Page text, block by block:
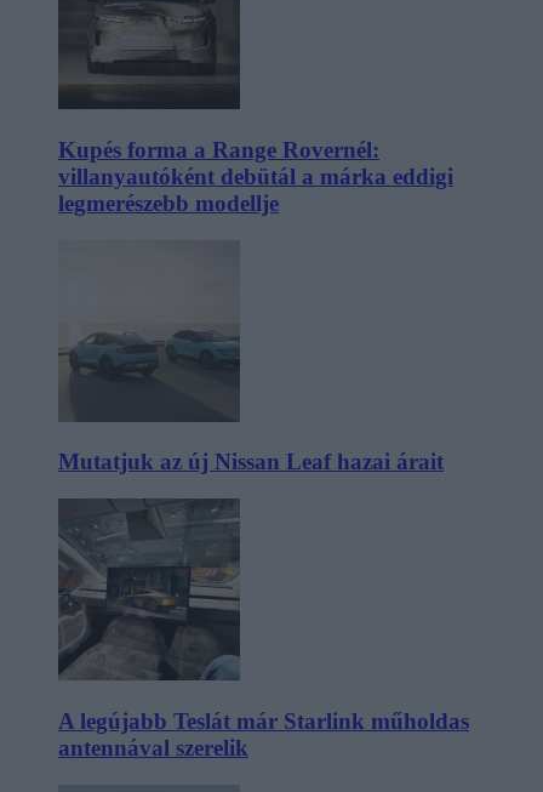
Kupés forma a Range Rovernél:
villanyautóként debütál a márka eddigi
legmerészebb modellje
Mutatjuk az új Nissan Leaf hazai árait
A legújabb Teslát már Starlink műholdas
antennával szerelik